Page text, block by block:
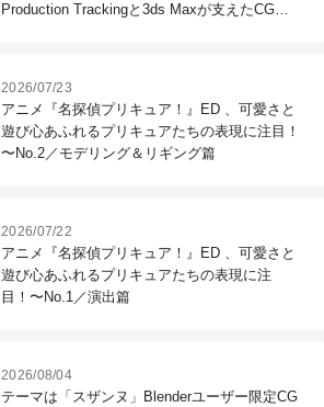
Production Trackingと3ds Maxが支えたCG制
2026/07/23
アニメ『名探偵プリキュア！』ED 、可愛さと
遊び心あふれるプリキュアたちの表現に注目！
〜No.2／モデリング＆リギング篇
2026/07/22
アニメ『名探偵プリキュア！』ED 、可愛さと
遊び心あふれるプリキュアたちの表現に注
目！〜No.1／演出篇
2026/08/04
テーマは「スザンヌ」Blenderユーザー限定CG